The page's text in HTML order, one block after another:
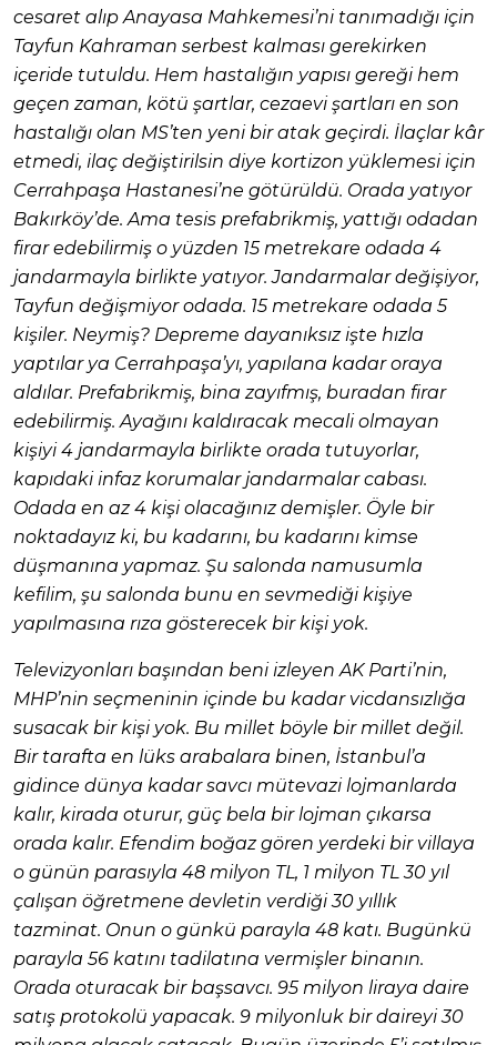
cesaret alıp Anayasa Mahkemesi’ni tanımadığı için
Tayfun Kahraman serbest kalması gerekirken
içeride tutuldu. Hem hastalığın yapısı gereği hem
geçen zaman, kötü şartlar, cezaevi şartları en son
hastalığı olan MS’ten yeni bir atak geçirdi. İlaçlar kâr
etmedi, ilaç değiştirilsin diye kortizon yüklemesi için
Cerrahpaşa Hastanesi’ne götürüldü. Orada yatıyor
Bakırköy’de. Ama tesis prefabrikmiş, yattığı odadan
firar edebilirmiş o yüzden 15 metrekare odada 4
jandarmayla birlikte yatıyor. Jandarmalar değişiyor,
Tayfun değişmiyor odada. 15 metrekare odada 5
kişiler. Neymiş? Depreme dayanıksız işte hızla
yaptılar ya Cerrahpaşa’yı, yapılana kadar oraya
aldılar. Prefabrikmiş, bina zayıfmış, buradan firar
edebilirmiş. Ayağını kaldıracak mecali olmayan
kişiyi 4 jandarmayla birlikte orada tutuyorlar,
kapıdaki infaz korumalar jandarmalar cabası.
Odada en az 4 kişi olacağınız demişler. Öyle bir
noktadayız ki, bu kadarını, bu kadarını kimse
düşmanına yapmaz. Şu salonda namusumla
kefilim, şu salonda bunu en sevmediği kişiye
yapılmasına rıza gösterecek bir kişi yok.
Televizyonları başından beni izleyen AK Parti’nin,
MHP’nin seçmeninin içinde bu kadar vicdansızlığa
susacak bir kişi yok. Bu millet böyle bir millet değil.
Bir tarafta en lüks arabalara binen, İstanbul’a
gidince dünya kadar savcı mütevazi lojmanlarda
kalır, kirada oturur, güç bela bir lojman çıkarsa
orada kalır. Efendim boğaz gören yerdeki bir villaya
o günün parasıyla 48 milyon TL, 1 milyon TL 30 yıl
çalışan öğretmene devletin verdiği 30 yıllık
tazminat. Onun o günkü parayla 48 katı. Bugünkü
parayla 56 katını tadilatına vermişler binanın.
Orada oturacak bir başsavcı. 95 milyon liraya daire
satış protokolü yapacak. 9 milyonluk bir daireyi 30